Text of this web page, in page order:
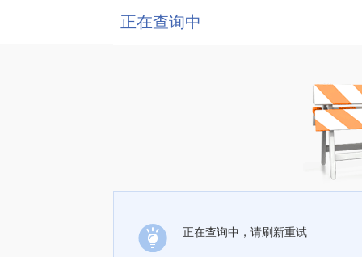
正在查询中
正在查询中，请刷新重试